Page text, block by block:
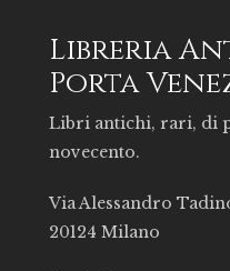
Libreria
Porta
Libri antichi, rari, di
novecento.
Via Alessandro
20124 Milano